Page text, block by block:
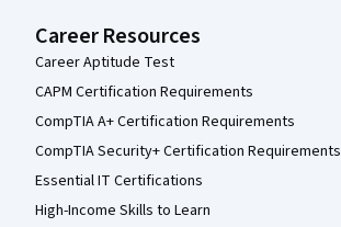
Career Resources
Career Aptitude Test
CAPM Certification Requirements
CompTIA A+ Certification Requirements
CompTIA Security+ Certification Requirements
Essential IT Certifications
High-Income Skills to Learn